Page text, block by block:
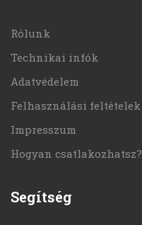
Rólunk
Technikai infók
Adatvédelem
Felhasználási feltételek
Impresszum
Hogyan csatlakozhatsz?
Segítség